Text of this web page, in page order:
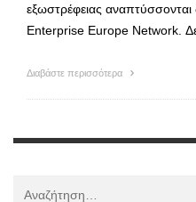
εξωστρέφειας
Enterprise Europe Network.
Διαβάστε περισσότερα